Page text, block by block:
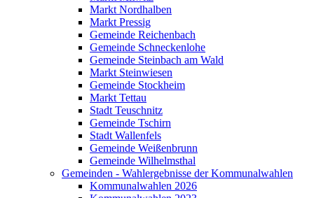
Markt Nordhalben
Markt Pressig
Gemeinde Reichenbach
Gemeinde Schneckenlohe
Gemeinde Steinbach am Wald
Markt Steinwiesen
Gemeinde Stockheim
Markt Tettau
Stadt Teuschnitz
Gemeinde Tschirn
Stadt Wallenfels
Gemeinde Weißenbrunn
Gemeinde Wilhelmsthal
Gemeinden - Wahlergebnisse der Kommunalwahlen
Kommunalwahlen 2026